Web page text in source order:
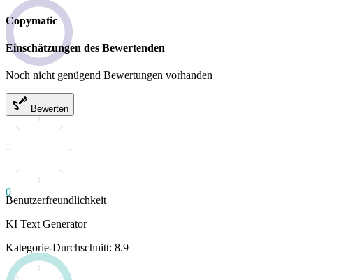
Copymatic
Einschätzungen des Bewertenden
Noch nicht genügend Bewertungen vorhanden
Bewerten
0
Benutzerfreundlichkeit
KI Text Generator
Kategorie-Durchschnitt: 8.9